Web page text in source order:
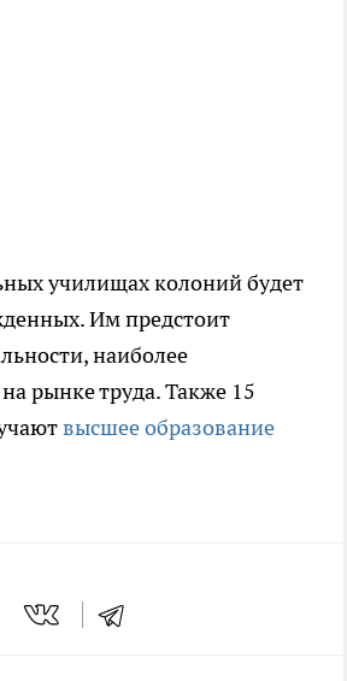
училищах колоний будет
Им предстоит
наиболее
рынке труда. Также 15
высшее образование